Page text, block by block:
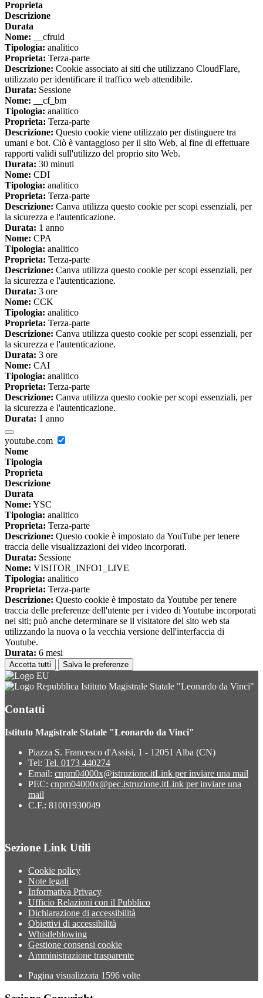
Proprieta
Descrizione
Durata
Nome: __cfruid
Tipologia: analitico
Proprieta: Terza-parte
Descrizione: Cookie associato ai siti che utilizzano CloudFlare,
utilizzato per identificare il traffico web attendibile.
Durata: Sessione
Nome: __cf_bm
Tipologia: analitico
Proprieta: Terza-parte
Descrizione: Questo cookie viene utilizzato per distinguere tra
umani e bot. Ciò è vantaggioso per il sito Web, al fine di effettuare
rapporti validi sull'utilizzo del proprio sito Web.
Durata: 30 minuti
Nome: CDI
Tipologia: analitico
Proprieta: Terza-parte
Descrizione: Canva utilizza questo cookie per scopi essenziali, per
la sicurezza e l'autenticazione.
Durata: 1 anno
Nome: CPA
Tipologia: analitico
Proprieta: Terza-parte
Descrizione: Canva utilizza questo cookie per scopi essenziali, per
la sicurezza e l'autenticazione.
Durata: 3 ore
Nome: CCK
Tipologia: analitico
Proprieta: Terza-parte
Descrizione: Canva utilizza questo cookie per scopi essenziali, per
la sicurezza e l'autenticazione.
Durata: 3 ore
Nome: CAI
Tipologia: analitico
Proprieta: Terza-parte
Descrizione: Canva utilizza questo cookie per scopi essenziali, per
la sicurezza e l'autenticazione.
Durata: 1 anno
youtube.com
Nome
Tipologia
Proprieta
Descrizione
Durata
Nome: YSC
Tipologia: analitico
Proprieta: Terza-parte
Descrizione: Questo cookie è impostato da YouTube per tenere
traccia delle visualizzazioni dei video incorporati.
Durata: Sessione
Nome: VISITOR_INFO1_LIVE
Tipologia: analitico
Proprieta: Terza-parte
Descrizione: Questo cookie è impostato da Youtube per tenere
traccia delle preferenze dell'utente per i video di Youtube incorporati
nei siti; può anche determinare se il visitatore del sito web sta
utilizzando la nuova o la vecchia versione dell'interfaccia di
Youtube.
Durata: 6 mesi
Accetta tutti Salva le preferenze
Istituto Magistrale Statale "Leonardo da Vinci"
Contatti
Istituto Magistrale Statale "Leonardo da Vinci"
Piazza S. Francesco d'Assisi, 1 - 12051 Alba (CN)
Tel: Tel. 0173 440274
Email: cnpm04000x@istruzione.itLink per inviare una mail
PEC: cnpm04000x@pec.istruzione.itLink per inviare una
mail
C.F.: 81001930049
Sezione Link Utili
Cookie policy
Note legali
Informativa Privacy
Ufficio Relazioni con il Pubblico
Dichiarazione di accessibilità
Obiettivi di accessibilità
Whistleblowing
Gestione consensi cookie
Amministrazione trasparente
Pagina visualizzata 1596 volte